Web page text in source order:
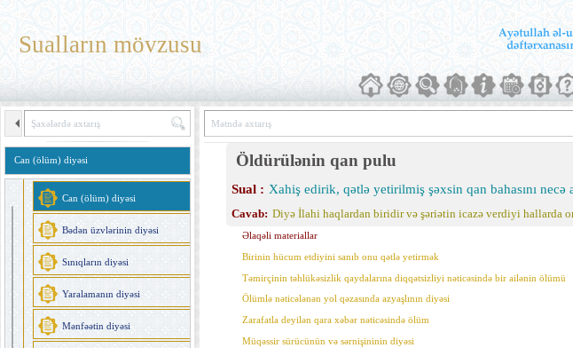
Sualların mövzusu
Can (ölüm) diyəsi
Diyələr
Diyə növləri
Qadınların diyəsi
Qadınların diyəsi
Can (ölüm) diyəsi
Bədən üzvlərinin diyəsi
Sınıqların diyəsi
Yaralamanın diyəsi
Mənfəətin diyəsi
Öldürülənin qan pulu
Sual : Xahiş edirik, qətlə yetirilmiş şəxsin qan bahasını
Cavab: Diyə İlahi haqlardan biridir və şəriətin icazə verdiyi hallarda
Əlaqəli materiallar
Birinin hücum etdiyini sanıb onu qətlə yetirmək
Təmirçinin təhlükəsizlik qaydalarına diqqətsizliyi nəticəsində bir ailənin ölümü
Ölümlə nəticələnən yol qəzasında azyaşlının diyəsi
Zarafatla deyilən qara xəbər nəticəsində ölüm
Müqəssir sürücünün və sərnişininin diyəsi